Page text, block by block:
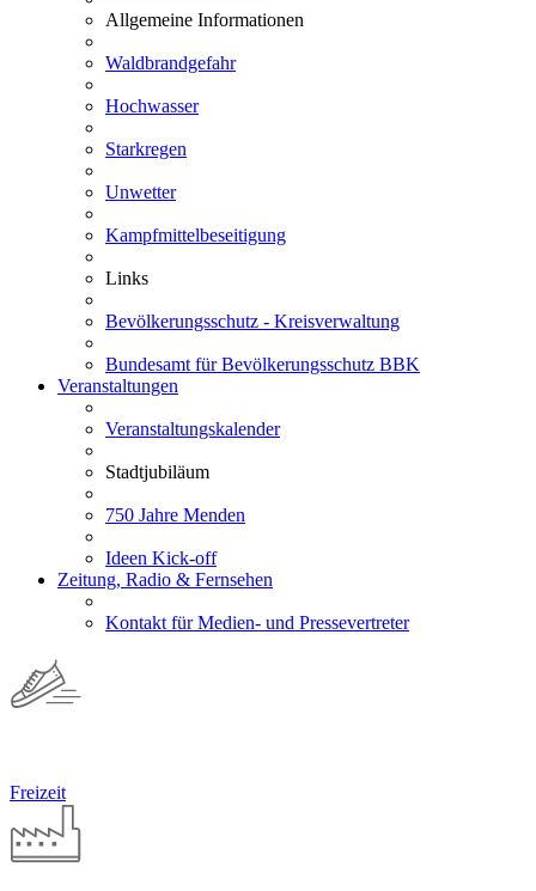
Allgemeine Informationen
Waldbrandgefahr
Hochwasser
Starkregen
Unwetter
Kampfmittelbeseitigung
Links
Bevölkerungsschutz - Kreisverwaltung
Bundesamt für Bevölkerungsschutz BBK
Veranstaltungen
Veranstaltungskalender
Stadtjubiläum
750 Jahre Menden
Ideen Kick-off
Zeitung, Radio & Fernsehen
Kontakt für Medien- und Pressevertreter
Freizeit